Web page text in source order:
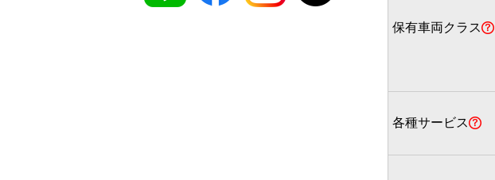
保有車両クラス
各種サービス